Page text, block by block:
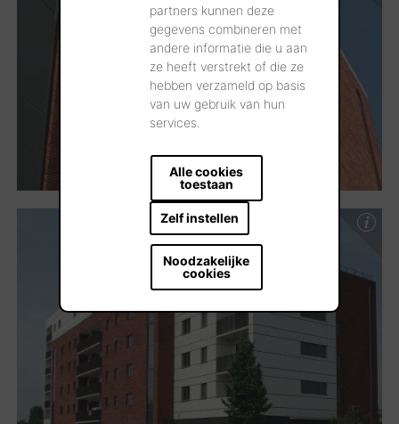
partners kunnen deze
gegevens combineren met
andere informatie die u aan
ze heeft verstrekt of die ze
hebben verzameld op basis
van uw gebruik van hun
services.
Alle cookies
toestaan
Zelf instellen
Noodzakelijke
cookies